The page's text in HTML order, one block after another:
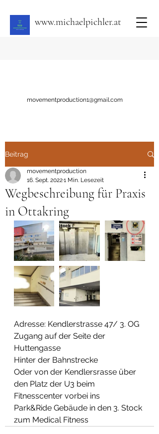
www.michaelpichler.at
movementproduction1@gmail.com
Beitrag
Wegbeschreibung für Praxis
in Ottakring
movementproduction
16. Sept. 20221 Min. Lesezeit
Adresse: Kendlerstrasse 47/ 3. OG
Zugang auf der Seite der
Huttengasse
Hinter der Bahnstrecke
Oder von der Kendlersrasse über
den Platz der U3 beim
Fitnesscenter vorbei ins
Park&Ride Gebäude in den 3. Stock
zum Medical Fitness